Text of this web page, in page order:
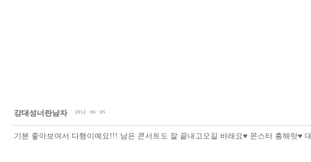
강대성너란남자 2012 · 06 · 05
기분 좋아보여서 다행이예요!!! 남은 콘서트도 잘 끝내고오길 바래요♥ 몬스터 흥해랏♥